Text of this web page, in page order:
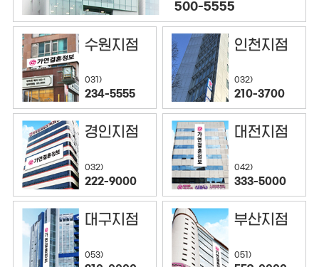
500-5555
수원지점
031)
234-5555
인천지점
032)
210-3700
경인지점
032)
222-9000
대전지점
042)
333-5000
대구지점
053)
부산지점
051)